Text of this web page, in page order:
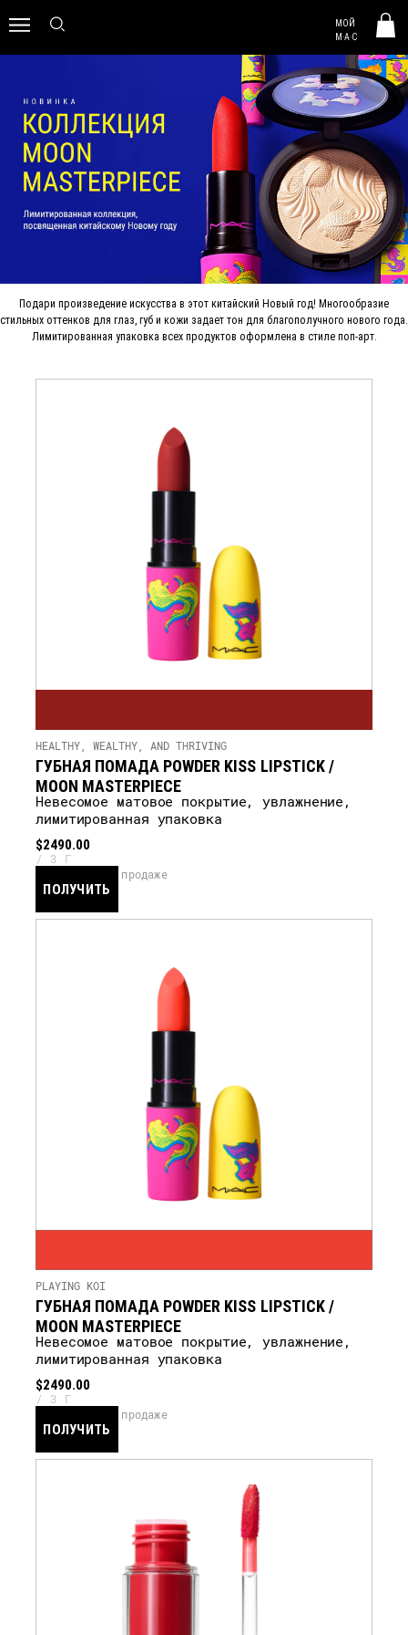
МОЙ
M·A·C
Подари произведение искусства в этот китайский Новый год! Многообразие
стильных оттенков для глаз, губ и кожи задает тон для благополучного нового года.
Лимитированная упаковка всех продуктов оформлена в стиле поп-арт.
HEALTHY, WEALTHY, AND THRIVING
ГУБНАЯ ПОМАДА POWDER KISS LIPSTICK /
MOON MASTERPIECE
Невесомое матовое покрытие, увлажнение,
лимитированная упаковка
$2490.00
3 Г
ПОЛУЧИТЬ
скоро в продаже
PLAYING KOI
ГУБНАЯ ПОМАДА POWDER KISS LIPSTICK /
MOON MASTERPIECE
Невесомое матовое покрытие, увлажнение,
лимитированная упаковка
$2490.00
3 Г
ПОЛУЧИТЬ
скоро в продаже